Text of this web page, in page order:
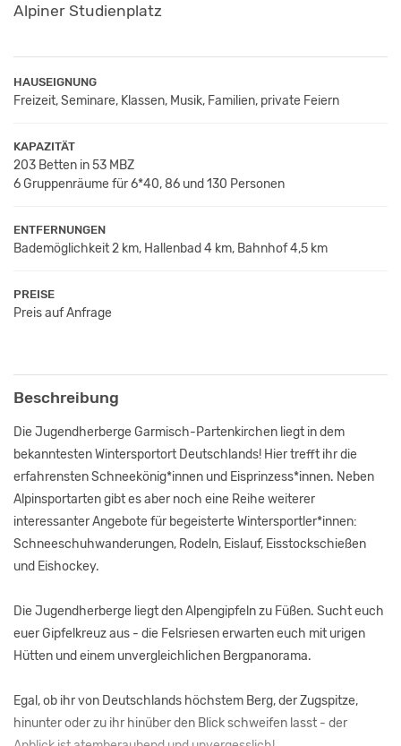
Alpiner Studienplatz
HAUSEIGNUNG
Freizeit, Seminare, Klassen, Musik, Familien, private Feiern
KAPAZITÄT
203 Betten in 53 MBZ
6 Gruppenräume für 6*40, 86 und 130 Personen
ENTFERNUNGEN
Bademöglichkeit 2 km, Hallenbad 4 km, Bahnhof 4,5 km
PREISE
Preis auf Anfrage
Beschreibung
Die Jugendherberge Garmisch-Partenkirchen liegt in dem
bekanntesten Wintersportort Deutschlands! Hier trefft ihr die
erfahrensten Schneekönig*innen und Eisprinzess*innen. Neben
Alpinsportarten gibt es aber noch eine Reihe weiterer
interessanter Angebote für begeisterte Wintersportler*innen:
Schneeschuhwanderungen, Rodeln, Eislauf, Eisstockschießen
und Eishockey.
Die Jugendherberge liegt den Alpengipfeln zu Füßen. Sucht euch
euer Gipfelkreuz aus - die Felsriesen erwarten euch mit urigen
Hütten und einem unvergleichlichen Bergpanorama.
Egal, ob ihr von Deutschlands höchstem Berg, der Zugspitze,
hinunter oder zu ihr hinüber den Blick schweifen lasst - der